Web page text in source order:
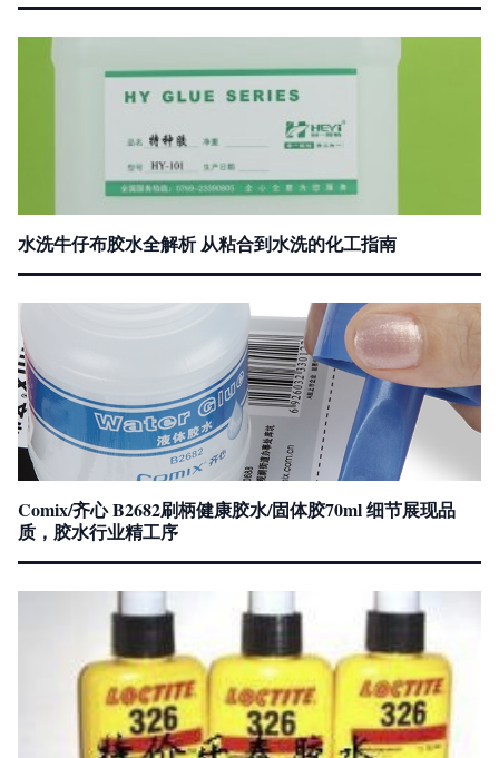
水洗牛仔布胶水全解析 从粘合到水洗的化工指南
Comix/齐心 B2682刷柄健康胶水/固体胶70ml 细节展现品
质，胶水行业精工序